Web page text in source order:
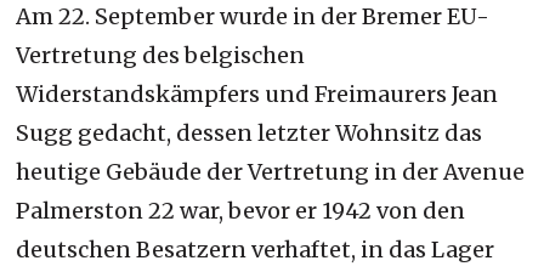
Am 22. September wurde in der Bremer EU-
Vertretung des belgischen
Widerstandskämpfers und Freimaurers Jean
Sugg gedacht, dessen letzter Wohnsitz das
heutige Gebäude der Vertretung in der Avenue
Palmerston 22 war, bevor er 1942 von den
deutschen Besatzern verhaftet, in das Lager